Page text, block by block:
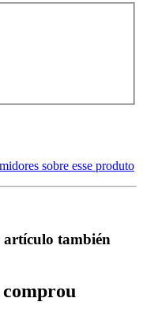
sobre esse produto
artículo también